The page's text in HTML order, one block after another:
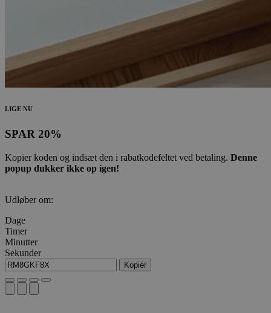
LIGE NU
SPAR 20%
Kopier koden og indsæt den i rabatkodefeltet ved betaling. Denne
popup dukker ikke op igen!
Udløber om:
Dage
Timer
Minutter
Sekunder
Kopiér